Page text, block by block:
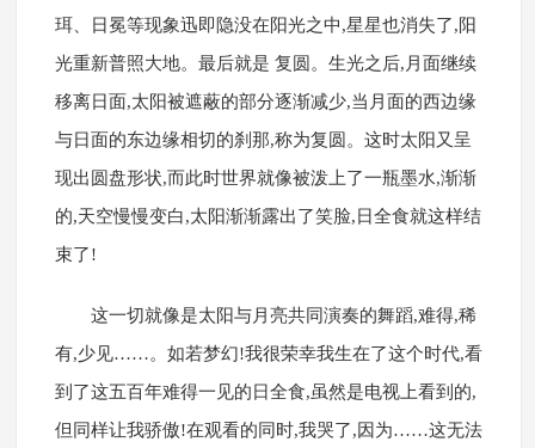
珥、日冕等现象迅即隐没在阳光之中,星星也消失了,阳
光重新普照大地。最后就是 复圆。生光之后,月面继续
移离日面,太阳被遮蔽的部分逐渐减少,当月面的西边缘
与日面的东边缘相切的刹那,称为复圆。这时太阳又呈
现出圆盘形状,而此时世界就像被泼上了一瓶墨水,渐渐
的,天空慢慢变白,太阳渐渐露出了笑脸,日全食就这样结
束了!
这一切就像是太阳与月亮共同演奏的舞蹈,难得,稀
有,少见……。如若梦幻!我很荣幸我生在了这个时代,看
到了这五百年难得一见的日全食,虽然是电视上看到的,
但同样让我骄傲!在观看的同时,我哭了,因为……这无法